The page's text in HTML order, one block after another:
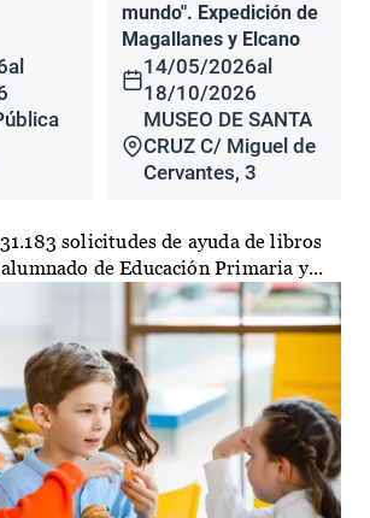
al
mundo". Expedición de
Magallanes y Elcano
14/05/2026al
18/10/2026
MUSEO DE SANTA
CRUZ C/ Miguel de
Cervantes, 3
solicitudes de ayuda de libros
de Educación Primaria y...